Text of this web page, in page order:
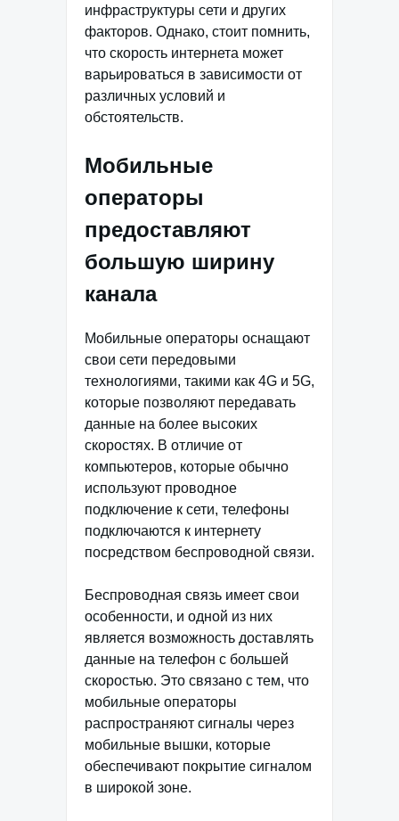
инфраструктуры сети и других
факторов. Однако, стоит помнить,
что скорость интернета может
варьироваться в зависимости от
различных условий и
обстоятельств.
Мобильные
операторы
предоставляют
большую ширину
канала
Мобильные операторы оснащают
свои сети передовыми
технологиями, такими как 4G и 5G,
которые позволяют передавать
данные на более высоких
скоростях. В отличие от
компьютеров, которые обычно
используют проводное
подключение к сети, телефоны
подключаются к интернету
посредством беспроводной связи.
Беспроводная связь имеет свои
особенности, и одной из них
является возможность доставлять
данные на телефон с большей
скоростью. Это связано с тем, что
мобильные операторы
распространяют сигналы через
мобильные вышки, которые
обеспечивают покрытие сигналом
в широкой зоне.